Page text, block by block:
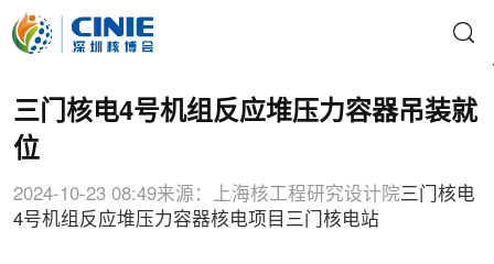
三门核电4号机组反应堆压力容器吊装就
位
2024-10-23 08:49来源：上海核工程研究设计院三门核电
4号机组反应堆压力容器核电项目 三门核电站